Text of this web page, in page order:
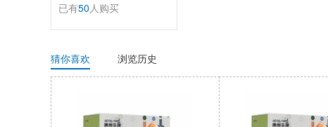
已有50人购买
猜你喜欢 浏览历史